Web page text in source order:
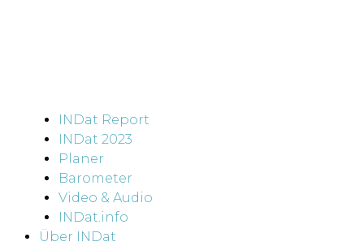
INDat Report
INDat 2023
Planer
Barometer
Video & Audio
INDat.info
Über INDat